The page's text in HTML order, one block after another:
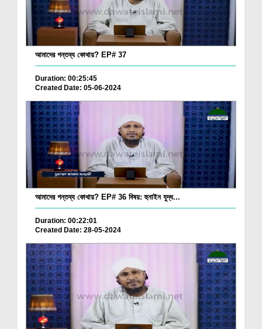
আমাদের গন্তব্য কোথায়? EP# 37
Duration: 00:25:45
Created Date: 05-06-2024
আমাদের গন্তব্য কোথায়? EP# 36 বিষয়: হুনাইন যুদ্ধ...
Duration: 00:22:01
Created Date: 28-05-2024